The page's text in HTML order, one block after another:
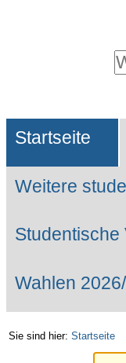
Website
Suche…
Sektionen
Startseite
Weitere
Studentische
Wahlen
Sie sind hier: Startseite